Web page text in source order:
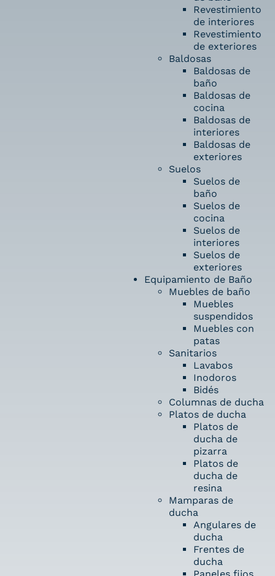
Revestimiento
de interiores
Revestimiento
de exteriores
Baldosas
Baldosas de
baño
Baldosas de
cocina
Baldosas de
interiores
Baldosas de
exteriores
Suelos
Suelos de
baño
Suelos de
cocina
Suelos de
interiores
Suelos de
exteriores
Equipamiento de Baño
Muebles de baño
Muebles
suspendidos
Muebles con
patas
Sanitarios
Lavabos
Inodoros
Bidés
Columnas de ducha
Platos de ducha
Platos de
ducha de
pizarra
Platos de
ducha de
resina
Mamparas de
ducha
Angulares de
ducha
Frentes de
ducha